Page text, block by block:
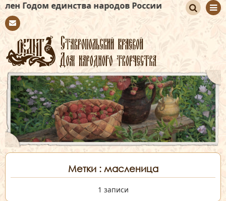
единства народов России
tact
иск
Метки : масленица
1 записи